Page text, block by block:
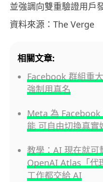
並強調向雙重驗證用戶
資料來源：The Verge
相關文章:
Facebook 群組重
強制用真名
Meta 為 Facebook
能 可自由切換真實
教學：AI 現在就可
OpenAI Atlas「代
工作都交給 AI